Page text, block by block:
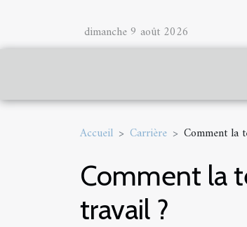
dimanche 9 août 2026
Accueil Carrière Comment la
Comment la
travail ?